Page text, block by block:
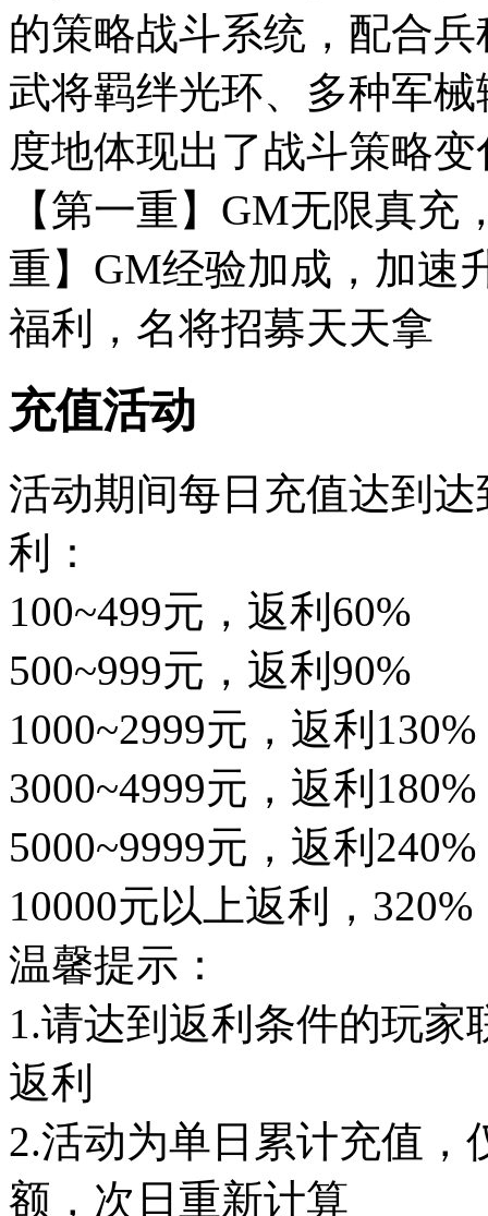
的策略战斗系统，配合
武将羁绊光环、多种军
度地体现出了战斗策略变
【第一重】GM无限真
重】GM经验加成，加速
福利，名将招募天天拿
充值活动
活动期间每日充值达到
利：
100~499元，返利60%
500~999元，返利90%
1000~2999元，返利130%
3000~4999元，返利180%
5000~9999元，返利240%
10000元以上返利，320%
温馨提示：
1.请达到返利条件的玩
返利
2.活动为单日累计充值
额，次日重新计算